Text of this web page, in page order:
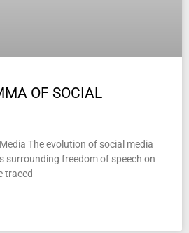
OF SOCIAL
The evolution of social media
surrounding freedom of speech on
traced